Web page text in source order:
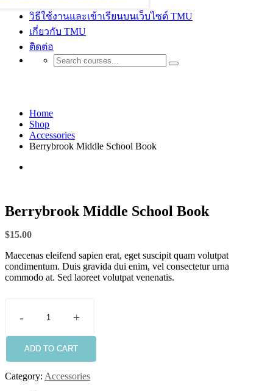
วิธีใช้งานและเข้าเรียนบนเว็บไซต์ TMU
เกี่ยวกับ TMU
ติดต่อ
Home
Shop
Accessories
Berrybrook Middle School Book
Berrybrook Middle School Book
$15.00
Maecenas eleifend sapien erat, eget suscipit quam volutpat
condimentum. Duis gravida dui enim, vel consectetur urna
commodo at. Sed laoreet volutpat venenatis.
-
Berrybrook
School
Book
+
ADD TO CART
Category: Accessories